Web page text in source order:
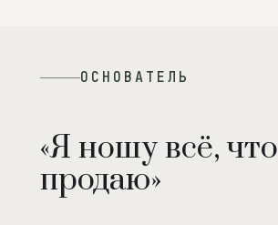
ОСНОВАТЕЛЬ
«Я ношу всё, что
продаю»